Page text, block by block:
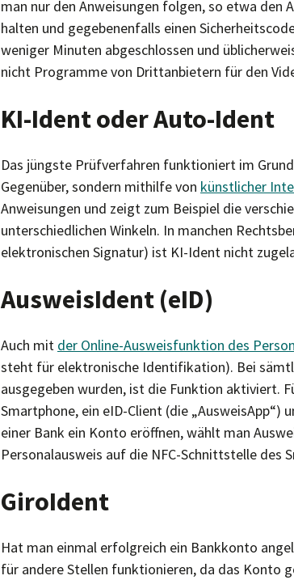
man nur den Anweisungen folgen, so etwa den
halten und gegebenenfalls einen
weniger Minuten abgeschlossen und
nicht Programme von Drittanbietern für den
KI-Ident oder Auto-Ident
Das jüngste Prüfverfahren funktioniert im
Gegenüber, sondern mithilfe von künstlicher
Anweisungen und zeigt zum Beispiel die
unterschiedlichen Winkeln. In manchen
elektronischen Signatur) ist KI-Ident nicht
AusweisIdent (eID)
Auch mit der Online-Ausweisfunktion des
steht für elektronische Identifikation). Bei
ausgegeben wurden, ist die Funktion aktiviert.
Smartphone, ein eID-Client (die
einer Bank ein Konto eröffnen, wählt man
Personalausweis auf die NFC-Schnittstelle des
GiroIdent
Hat man einmal erfolgreich ein Bankkonto
für andere Stellen funktionieren, da das Konto